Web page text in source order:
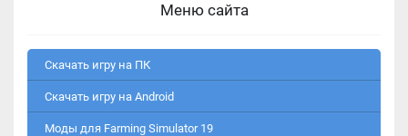
Меню сайта
Скачать игру на ПК
Скачать игру на Android
Моды для Farming Simulator 19